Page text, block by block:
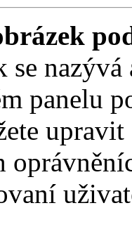
se
panelu